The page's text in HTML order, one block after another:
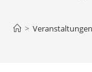
> Veranstaltungen